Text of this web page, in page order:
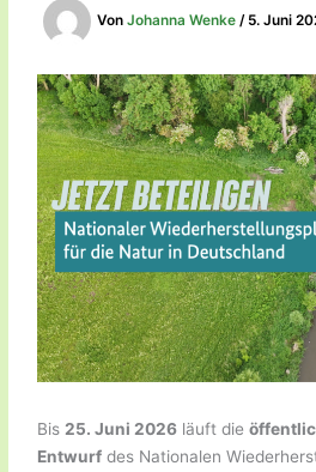
VonJohanna Wenke/ 5. Juni
Bis 25. Juni 2026 läuft die
Entwurf des Nationalen